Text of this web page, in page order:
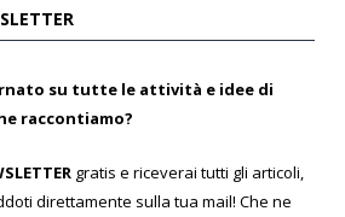
su tutte le attività e idee di
raccontiamo?
gratis e riceverai tutti gli articoli,
direttamente sulla tua mail! Che ne